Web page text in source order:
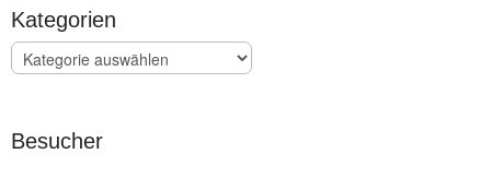
Kategorien
Kategorien
Besucher